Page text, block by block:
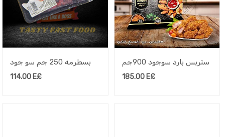
بسطرمه 250 جم سو جود
114.00 E£
ستربس بارد سوجود 900جم
185.00E£